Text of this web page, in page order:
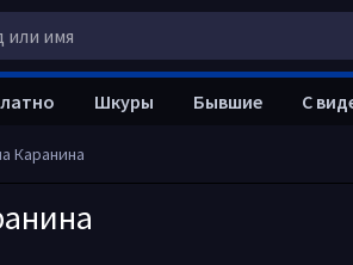
Каранина
Шкуры Бывшие С